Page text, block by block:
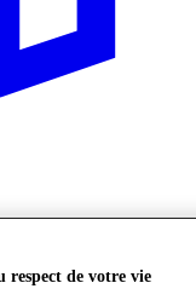
respect de votre vie